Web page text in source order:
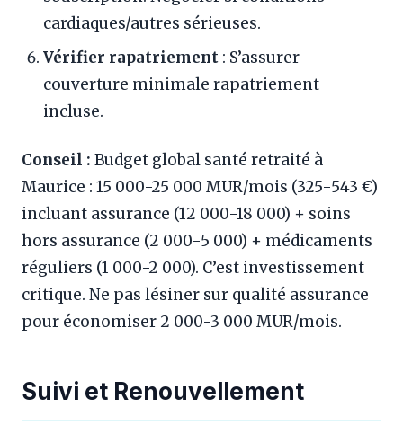
cardiaques/autres sérieuses.
Vérifier rapatriement : S’assurer
couverture minimale rapatriement
incluse.
Conseil : Budget global santé retraité à
Maurice : 15 000-25 000 MUR/mois (325-543 €)
incluant assurance (12 000-18 000) + soins
hors assurance (2 000-5 000) + médicaments
réguliers (1 000-2 000). C’est investissement
critique. Ne pas lésiner sur qualité assurance
pour économiser 2 000-3 000 MUR/mois.
Suivi et Renouvellement